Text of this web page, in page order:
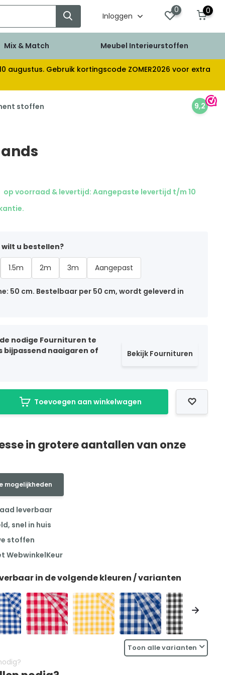
Inloggen
0 0
Mix & Match Meubel Interieurstoffen
augustus. Gebruik kortingscode ZOMER2026 voor extra
stoffen 9,2
op voorraad & levertijd: Aangepaste levertijd t/m 10
u bestellen?
1.5m 2m 3m Aangepast
50 cm. Bestelbaar per 50 cm, wordt geleverd in
nodige Fournituren te
bijpassend naaigaren of
Bekijk Fournituren
Toevoegen aan winkelwagen
in grotere aantallen van onze
mogelijkheden
leverbaar
snel in huis
stoffen
WebwinkelKeur
in de volgende kleuren / varianten
Toon alle varianten